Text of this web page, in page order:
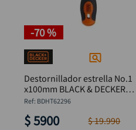
-70 %
Destornillador estrella No.1
x100mm BLACK & DECKER
BDHT62296
: BDHT62296
$5900 $19.990